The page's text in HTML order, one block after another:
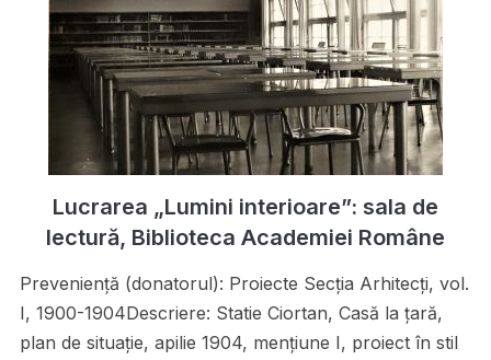
Lucrarea „Lumini interioare”: sala de
lectură, Biblioteca Academiei Române
Preveniență (donatorul): Proiecte Secţia Arhitecţi, vol.
I, 1900-1904Descriere: Statie Ciortan, Casă la ţară,
plan de situaţie, apilie 1904, menţiune I, proiect în stil